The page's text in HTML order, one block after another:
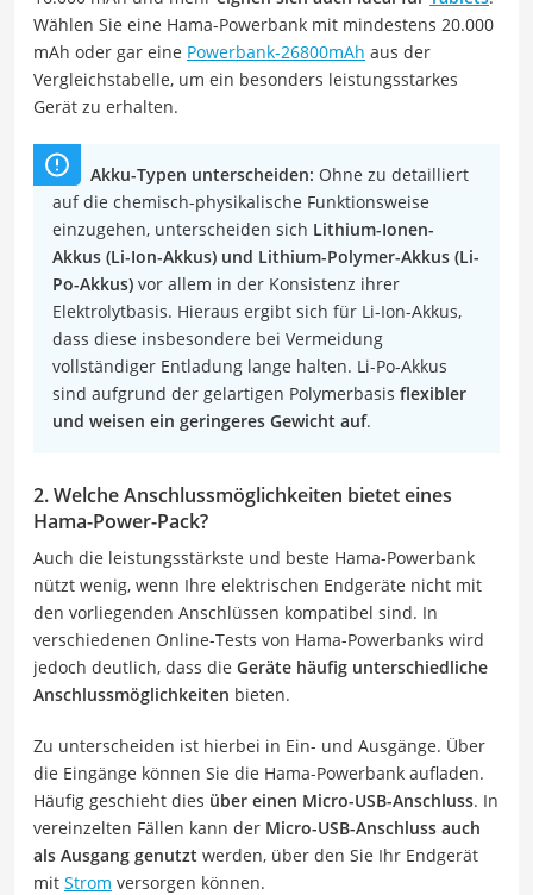
Wählen Sie eine Hama-Powerbank mit mindestens 20.000
mAh oder gar eine Powerbank-26800mAh aus der
Vergleichstabelle, um ein besonders leistungsstarkes
Gerät zu erhalten.
Akku-Typen unterscheiden: Ohne zu detailliert
auf die chemisch-physikalische Funktionsweise
einzugehen, unterscheiden sich Lithium-Ionen-
Akkus (Li-Ion-Akkus) und Lithium-Polymer-Akkus (Li-
Po-Akkus) vor allem in der Konsistenz ihrer
Elektrolytbasis. Hieraus ergibt sich für Li-Ion-Akkus,
dass diese insbesondere bei Vermeidung
vollständiger Entladung lange halten. Li-Po-Akkus
sind aufgrund der gelartigen Polymerbasis flexibler
und weisen ein geringeres Gewicht auf.
2. Welche Anschlussmöglichkeiten bietet eines
Hama-Power-Pack?
Auch die leistungsstärkste und beste Hama-Powerbank
nützt wenig, wenn Ihre elektrischen Endgeräte nicht mit
den vorliegenden Anschlüssen kompatibel sind. In
verschiedenen Online-Tests von Hama-Powerbanks wird
jedoch deutlich, dass die Geräte häufig unterschiedliche
Anschlussmöglichkeiten bieten.
Zu unterscheiden ist hierbei in Ein- und Ausgänge. Über
die Eingänge können Sie die Hama-Powerbank aufladen.
Häufig geschieht dies über einen Micro-USB-Anschluss. In
vereinzelten Fällen kann der Micro-USB-Anschluss auch
als Ausgang genutzt werden, über den Sie Ihr Endgerät
mit Strom versorgen können.